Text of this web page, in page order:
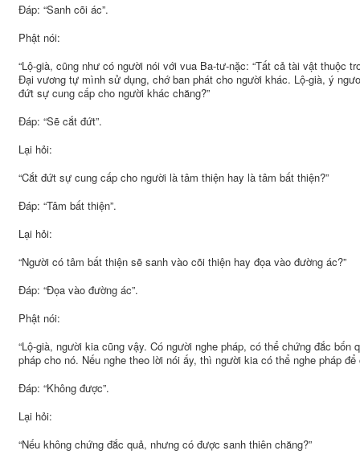
Đáp: “Sanh cõi ác”.
Phật nói:
“Lộ-già, cũng như có người nói với vua Ba-tư-nặc: “Tất cả tài vật thuộc
Đại vương tự mình sử dụng, chớ ban phát cho người khác. Lộ-già, ý
đứt sự cung cấp cho người khác chăng?”
Đáp: “Sẽ cắt đứt”.
Lại hỏi:
“Cắt đứt sự cung cấp cho người là tâm thiện hay là tâm bất thiện?”
Đáp: “Tâm bất thiện”.
Lại hỏi:
“Người có tâm bất thiện sẽ sanh vào cõi thiện hay đọa vào đường ác?”
Đáp: “Đọa vào đường ác”.
Phật nói:
“Lộ-già, người kia cũng vậy. Có người nghe pháp, có thể chứng đắc bốn
pháp cho nó. Nếu nghe theo lời nói ấy, thì người kia có thể nghe pháp để
Đáp: “Không được”.
Lại hỏi:
“Nếu không chứng đắc quả, nhưng có được sanh thiên chăng?”